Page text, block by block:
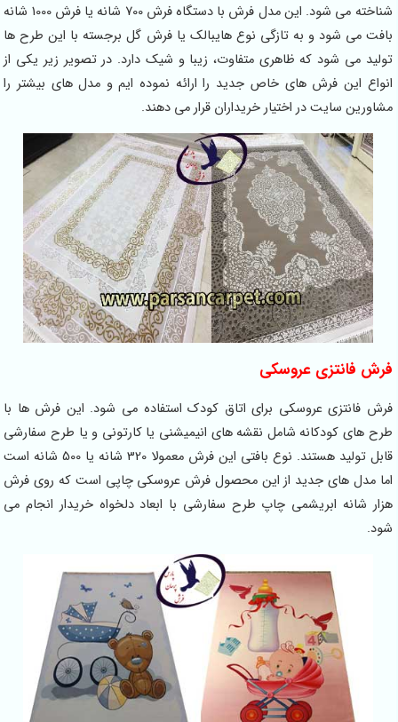
شناخته می شود. این مدل فرش با دستگاه فرش 700 شانه یا فرش 1000 شانه
بافت می شود و به تازگی نوع هایبالک یا فرش گل برجسته با این طرح ها
تولید می شود که ظاهری متفاوت، زیبا و شیک دارد. در تصویر زیر یکی از
انواع این فرش های خاص جدید را ارائه نموده ایم و مدل های بیشتر را
مشاورین سایت در اختیار خریداران قرار می دهند.
فرش فانتزی عروسکی
فرش فانتزی عروسکی برای اتاق کودک استفاده می شود. این فرش ها با
طرح های کودکانه شامل نقشه های انیمیشنی یا کارتونی و یا طرح سفارشی
قابل تولید هستند. نوع بافتی این فرش معمولا 320 شانه یا 500 شانه است
اما مدل های جدید از این محصول فرش عروسکی چاپی است که روی فرش
هزار شانه ابریشمی چاپ طرح سفارشی با ابعاد دلخواه خریدار انجام می
شود.